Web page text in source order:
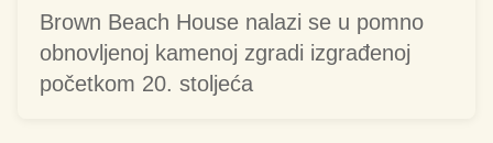
Brown Beach House nalazi se u pomno
obnovljenoj kamenoj zgradi izgrađenoj
početkom 20. stoljeća